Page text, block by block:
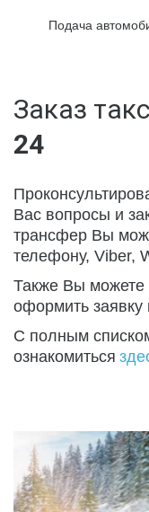
Подача
Заказ
24
Вас вопросы и
трансфер Вы
телефону, Viber,
Также Вы можете
оформить заявку
С полным
ознакомиться